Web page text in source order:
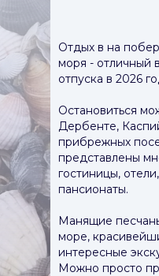
Отдых в на
моря - отличный
отпуска в 2026
Остановиться
Дербенте,
прибрежных
представлены
гостиницы,
пансионаты.
Манящие
море,
интересные
Можно просто